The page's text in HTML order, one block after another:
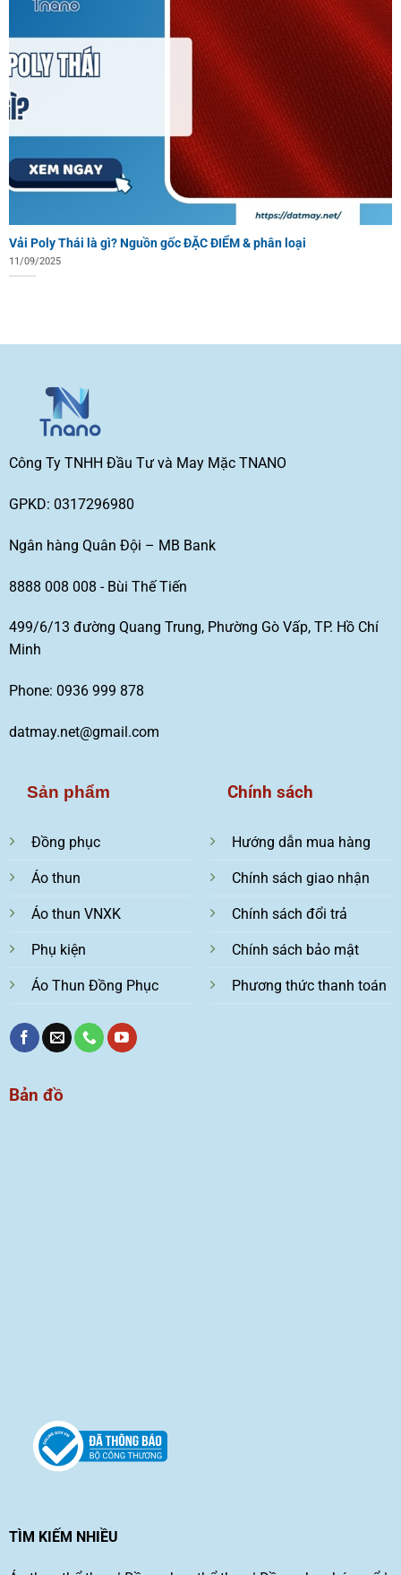
Vải Poly Thái là gì? Nguồn gốc ĐẶC ĐIỂM & phân loại
11/09/2025
Công Ty TNHH Đầu Tư và May Mặc TNANO
GPKD: 0317296980
Ngân hàng Quân Đội – MB Bank
8888 008 008 - Bùi Thế Tiến
499/6/13 đường Quang Trung, Phường Gò Vấp, TP. Hồ Chí
Minh
Phone: 0936 999 878
datmay.net@gmail.com
Sản phẩm
Đồng phục
Áo thun
Áo thun VNXK
Phụ kiện
Áo Thun Đồng Phục
Chính sách
Hướng dẫn mua hàng
Chính sách giao nhận
Chính sách đổi trả
Chính sách bảo mật
Phương thức thanh toán
Bản đồ
TÌM KIẾM NHIỀU